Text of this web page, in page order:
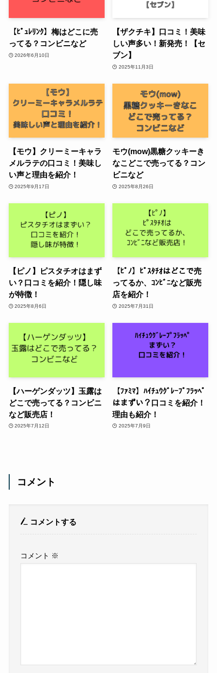
【ﾋﾟｭﾚﾘﾝｸ】梅はどこに売
ってる？コンビニなど
2026年6月10日
【ザクチキ】口コミ！美味
しい声多い！新発売！【セ
ブン】
2025年11月3日
【モウ】クリーミーキャラ
メルラテの口コミ！美味し
い声と理由を紹介！
2025年9月17日
モウ(mow)黒糖クッキーき
なこどこで売ってる？コン
ビニなど
2025年8月26日
【ピノ】ピスタチオはまず
い？口コミを紹介！隠し味
が特徴！
2025年8月6日
【ﾋﾟﾉ】ﾋﾟｽﾀﾁｵはどこで売
ってるか、ｺﾝﾋﾞﾆなど販売
店を紹介！
2025年7月31日
【ハーゲンダッツ】玉露は
どこで売ってる？コンビニ
など販売店！
2025年7月12日
【ﾌｧﾐﾏ】ﾊｲﾁｭｳｸﾞﾚｰﾌﾟﾌﾗｯﾍﾟ
はまずい？口コミを紹介！
理由も紹介！
2025年7月9日
コメント
コメントする
コメント ※